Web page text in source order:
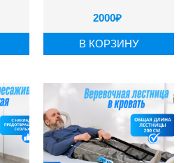
2000₽
В КОРЗИНУ